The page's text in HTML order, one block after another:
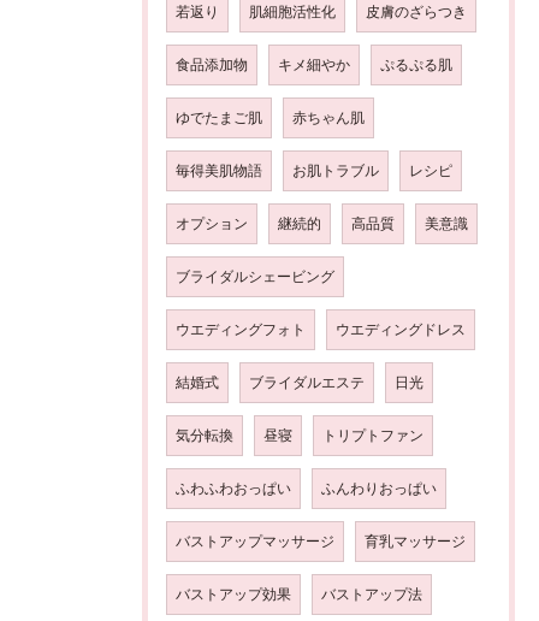
若返り 肌細胞活性化 皮膚のざらつき
食品添加物 キメ細やか ぷるぷる肌
ゆでたまご肌 赤ちゃん肌
毎得美肌物語 お肌トラブル レシピ
オプション 継続的 高品質 美意識
ブライダルシェービング
ウエディングフォト ウエディングドレス
結婚式 ブライダルエステ 日光
気分転換 昼寝 トリプトファン
ふわふわおっぱい ふんわりおっぱい
バストアップマッサージ 育乳マッサージ
バストアップ効果 バストアップ法